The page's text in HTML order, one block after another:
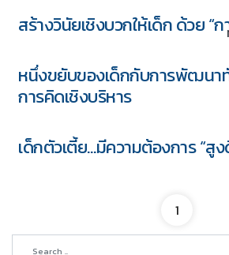
สร้างวินัยเชิงบวกให้เด็ก ด้วย “ก
หนึ่งขยับของเด็กกับการพัฒนา
การคิดเชิงบริหาร
เด็กตัวเตี้ย…มีความต้องการ “สู
1